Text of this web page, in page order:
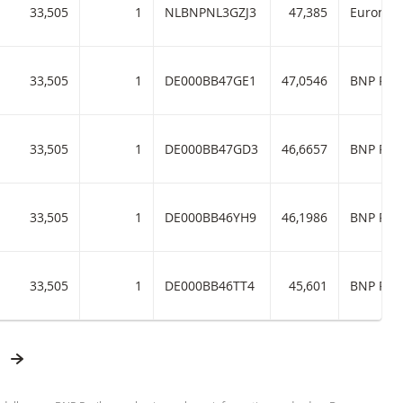
33,505 1 NLBNPNL3GZJ3 47,385
33,505 1 DE000BB47GE1 47,0546 BNP
33,505 1 DE000BB47GD3 46,6657 BNP
33,505 1 DE000BB46YH9 46,1986 BNP
33,505 1 DE000BB46TT4 45,601 BNP
PAGINA